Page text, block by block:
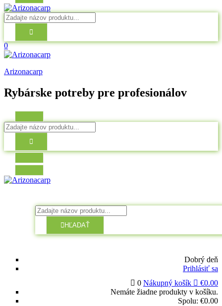
0
Arizonacarp
Rybárske potreby pre profesionálov
HĽADAŤ
Dobrý deň
Prihlásiť sa
0 Nákupný košík €0.00
Nemáte žiadne produkty v košíku.
Spolu: €0.00